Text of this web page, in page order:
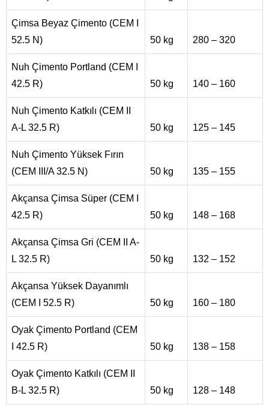
Çimsa Beyaz Çimento (CEM I
52.5 N)
50 kg 280 – 320
Nuh Çimento Portland (CEM I
42.5 R)
50 kg 140 – 160
Nuh Çimento Katkılı (CEM II
A-L 32.5 R)
50 kg 125 – 145
Nuh Çimento Yüksek Fırın
(CEM III/A 32.5 N)
50 kg 135 – 155
Akçansa Çimsa Süper (CEM I
42.5 R)
50 kg 148 – 168
Akçansa Çimsa Gri (CEM II A-
L 32.5 R)
50 kg 132 – 152
Akçansa Yüksek Dayanımlı
(CEM I 52.5 R)
50 kg 160 – 180
Oyak Çimento Portland (CEM
I 42.5 R)
50 kg 138 – 158
Oyak Çimento Katkılı (CEM II
B-L 32.5 R)
50 kg 128 – 148